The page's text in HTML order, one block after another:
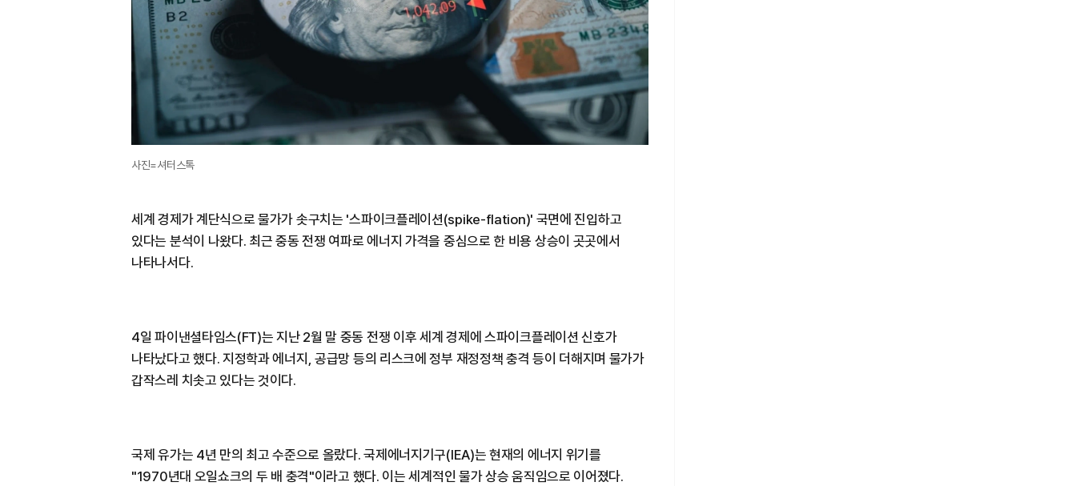
사진=셔터스톡
세계 경제가 계단식으로 물가가 솟구치는 '스파이크플레이션(spike-flation)' 국면에 진입하고
있다는 분석이 나왔다. 최근 중동 전쟁 여파로 에너지 가격을 중심으로 한 비용 상승이 곳곳에서
나타나서다.
4일 파이낸셜타임스(FT)는 지난 2월 말 중동 전쟁 이후 세계 경제에 스파이크플레이션 신호가
나타났다고 했다. 지정학과 에너지, 공급망 등의 리스크에 정부 재정정책 충격 등이 더해지며 물가가
갑작스레 치솟고 있다는 것이다.
국제 유가는 4년 만의 최고 수준으로 올랐다. 국제에너지기구(IEA)는 현재의 에너지 위기를
"1970년대 오일쇼크의 두 배 충격"이라고 했다. 이는 세계적인 물가 상승 움직임으로 이어졌다.